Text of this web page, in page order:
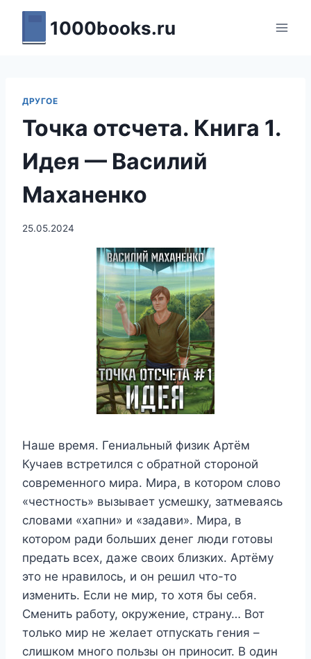
Перейти
содержимому
1000books.ru
ДРУГОЕ
Точка отсчета. Книга 1.
Идея — Василий
Маханенко
25.05.2024
Наше время. Гениальный физик Артём
Кучаев встретился с обратной стороной
современного мира. Мира, в котором слово
«честность» вызывает усмешку, затмеваясь
словами «хапни» и «задави». Мира, в
котором ради больших денег люди готовы
предать всех, даже своих близких. Артёму
это не нравилось, и он решил что-то
изменить. Если не мир, то хотя бы себя.
Сменить работу, окружение, страну… Вот
только мир не желает отпускать гения –
слишком много пользы он приносит. В один